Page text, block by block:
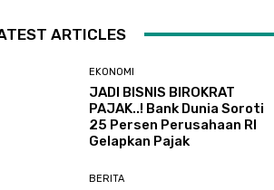
ARTICLES
EKONOMI
JADI BISNIS BIROKRAT
PAJAK..! Bank Dunia Soroti
25 Persen Perusahaan RI
Gelapkan Pajak
BERITA